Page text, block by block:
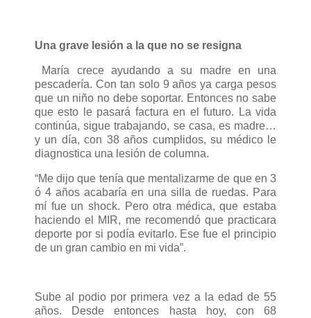
Una grave lesión a la que no se resigna
María crece ayudando a su madre en una
pescadería. Con tan solo 9 años ya carga pesos
que un niño no debe soportar. Entonces no sabe
que esto le pasará factura en el futuro. La vida
continúa, sigue trabajando, se casa, es madre…
y un día, con 38 años cumplidos, su médico le
diagnostica una lesión de columna.
“Me dijo que tenía que mentalizarme de que en 3
ó 4 años acabaría en una silla de ruedas. Para
mí fue un shock. Pero otra médica, que estaba
haciendo el MIR, me recomendó que practicara
deporte por si podía evitarlo. Ese fue el principio
de un gran cambio en mi vida”.
Sube al podio por primera vez a la edad de 55
años. Desde entonces hasta hoy, con 68